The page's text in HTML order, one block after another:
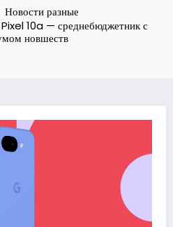
Новости разные
10a — среднебюджетник с
новшеств